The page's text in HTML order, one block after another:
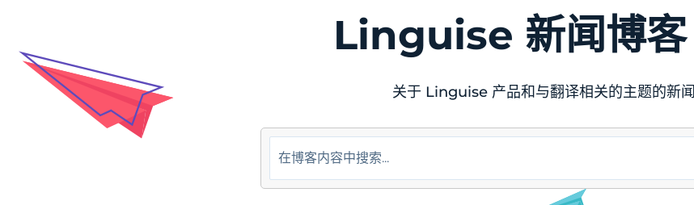
Linguise 新闻博客
关于 Linguise 产品和与翻译相关的主题的新闻